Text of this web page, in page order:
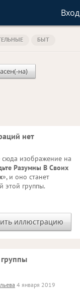
Вход
БЫТ
на)
нет
сюда изображение на
Разумны В Своих
», и оно станет
этой группы.
4 января 2019